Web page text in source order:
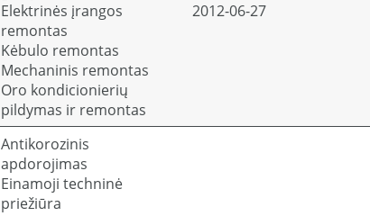
Elektrinės įrangos
remontas
Kėbulo remontas
Mechaninis remontas
Oro kondicionierių
pildymas ir remontas
2012-06-27
Antikorozinis
apdorojimas
Einamoji techninė
priežiūra